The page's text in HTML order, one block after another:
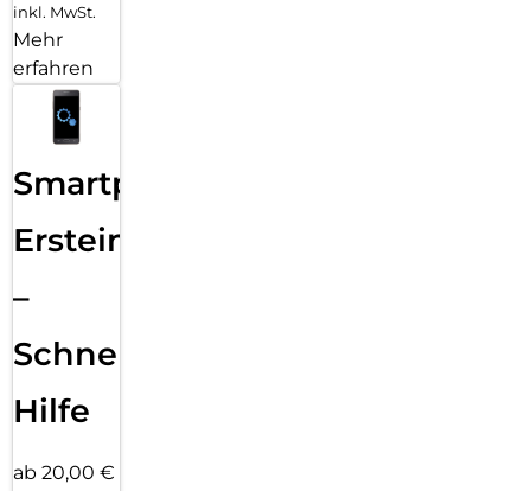
inkl. MwSt.
Mehr
erfahren
Smartphone
Ersteinrichtung
–
Schnelle
Hilfe
ab 20,00 €